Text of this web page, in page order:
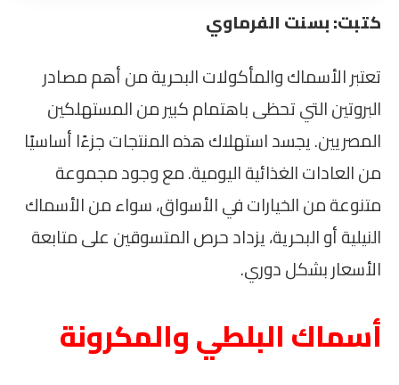
كتبت: بسنت الفرماوي
تعتبر الأسماك والمأكولات البحرية من أهم مصادر
البروتين التي تحظى باهتمام كبير من المستهلكين
المصريين. يجسد استهلاك هذه المنتجات جزءًا أساسيًا
من العادات الغذائية اليومية. مع وجود مجموعة
متنوعة من الخيارات في الأسواق، سواء من الأسماك
النيلية أو البحرية، يزداد حرص المتسوقين على متابعة
الأسعار بشكل دوري.
أسماك البلطي والمكرونة